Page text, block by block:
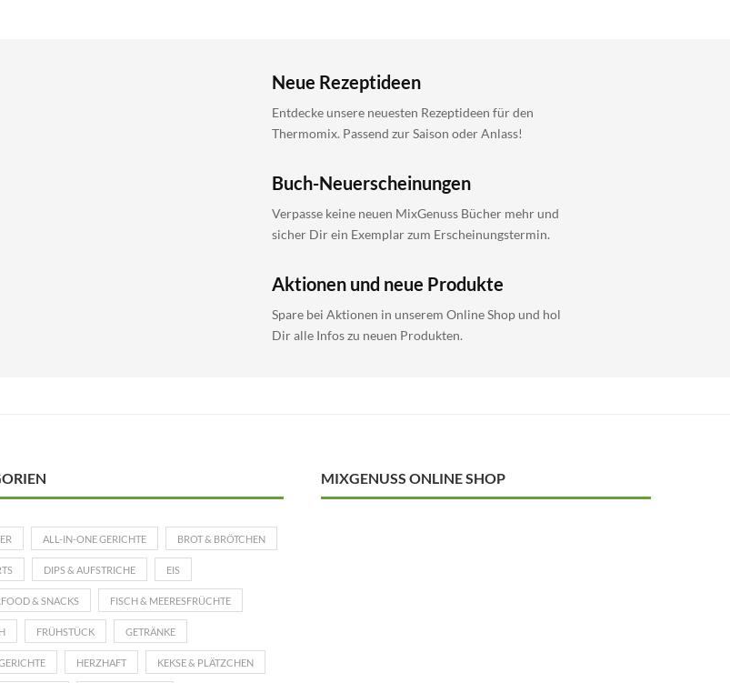
Neue Rezeptideen
Entdecke unsere neuesten Rezeptideen für den
Thermomix. Passend zur Saison oder Anlass!
Buch-Neuerscheinungen
Verpasse keine neuen MixGenuss Bücher mehr und
sicher Dir ein Exemplar zum Erscheinungstermin.
Aktionen und neue Produkte
Spare bei Aktionen in unserem Online Shop und hol
Dir alle Infos zu neuen Produkten.
ALL-IN-ONE GERICHTE BROT & BRÖTCHEN
DIPS & AUFSTRICHE EIS
& SNACKS FISCH & MEERESFRÜCHTE
FRÜHSTÜCK GETRÄNKE
HERZHAFT KEKSE & PLÄTZCHEN
MIXGENUSS ONLINE SHOP